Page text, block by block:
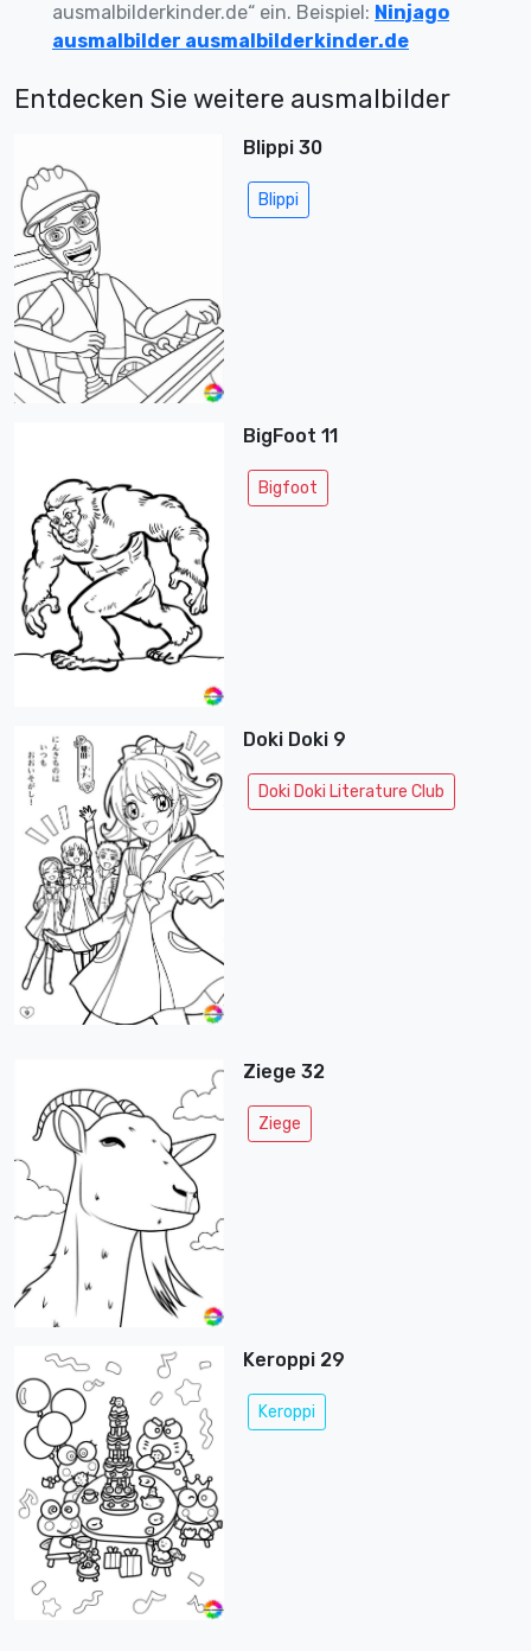
ausmalbilderkinder.de“ ein. Beispiel: Ninjago
ausmalbilder ausmalbilderkinder.de
Entdecken Sie weitere ausmalbilder
Blippi 30
Blippi
BigFoot 11
Bigfoot
Doki Doki 9
Doki Doki Literature Club
Ziege 32
Ziege
Keroppi 29
Keroppi